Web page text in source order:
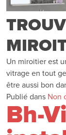
Un miroitier est
vitrage en tout
être aussi bon
Publié dans Non
Bh-